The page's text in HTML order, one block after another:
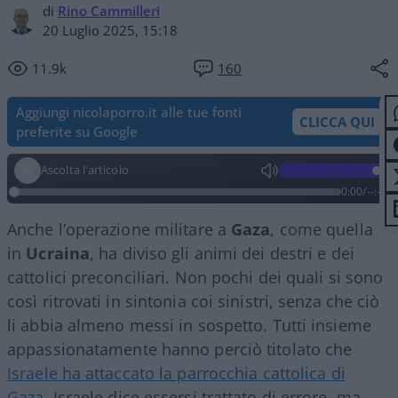
di Rino Cammilleri
20 Luglio 2025, 15:18
11.9k 160
Aggiungi nicolaporro.it alle tue fonti
preferite su Google
CLICCA QUI
Ascolta l'articolo
0:00/--:--
Anche l’operazione militare a Gaza, come quella
in Ucraina, ha diviso gli animi dei destri e dei
cattolici preconciliari. Non pochi dei quali si sono
così ritrovati in sintonia coi sinistri, senza che ciò
li abbia almeno messi in sospetto. Tutti insieme
appassionatamente hanno perciò titolato che
Israele ha attaccato la parrocchia cattolica di